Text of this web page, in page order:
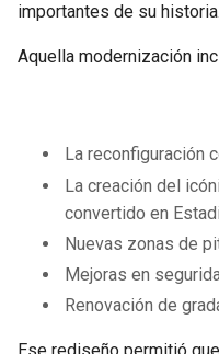
importantes de su historia.
Aquella modernización
La reconfiguración
La creación del
convertido en
Nuevas zonas de
Mejoras en
Renovación de